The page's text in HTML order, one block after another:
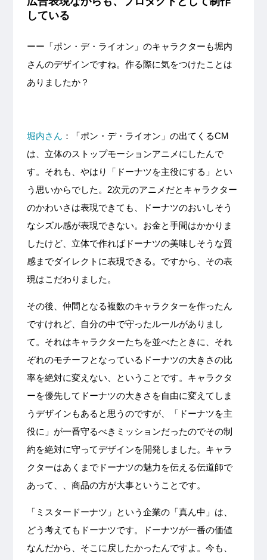
している
ーー「ポン・デ・ライオン」のキャラクターも堀内
さんのデザインですね。作る際に気をつけたことは
ありましたか？
堀内さん ：「ポン・デ・ライオン」の出てくるCM
は、立体のストップモーションアニメにしたんで
す。それも、やはり「ドーナツを主役にする」とい
う思いからでした。2次元のアニメだとキャラクター
のかわいさは表現できても、ドーナツのおいしそう
なシズル感が表現できない。お金と手間はかかりま
したけど、立体で作ればドーナツの美味しそうな質
感までダイレクトに表現できる。ですから、その表
現はこだわりました。
その後、仲間となる複数のキャラクターを作ったん
ですけれど、自分の中で守ったルールがありまし
て。それはキャラクターたちを並べたときに、それ
ぞれのモチーフとなっているドーナツの大きさの比
率を絶対に変えない、ということです。キャラクタ
ーを優先してドーナツの大きさを自由に変えてしま
うデザインもあると思うのですが、「ドーナツを主
役に」が一番守るべきミッションだったのでその制
約を絶対に守ってデザインを開発しました。キャラ
クターはあくまでドーナツの魅力を伝える伝道師で
あって、、商品の方が大事ということです。
「ミスタードーナツ」という企業の「真ん中」は、
どう考えてもドーナツです。ドーナツが一番の価値
なんだから、そこに戻したかったんですよ。今も、